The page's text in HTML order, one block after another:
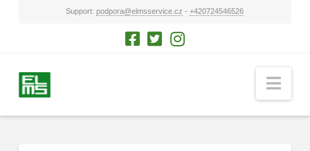
Support:podpora@elmsservice.cz -+420724546526